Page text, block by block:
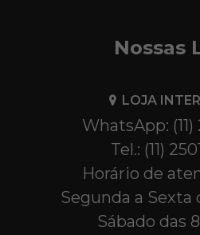
Nossas
LOJA
WhatsApp: (11)
Tel.: (11)
Horário de
Segunda a Sexta
Sábado das